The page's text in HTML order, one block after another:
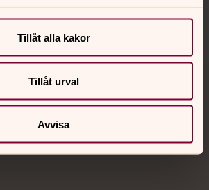
Tillåt alla kakor
Tillåt urval
Avvisa
präst
krisstöd. Prata eller chatta anonymt
och nätter.